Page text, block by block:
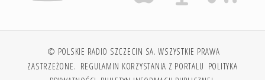
© POLSKIE RADIO SZCZECIN SA. WSZYSTKIE PRAWA
ZASTRZEŻONE. REGULAMIN KORZYSTANIA Z PORTALU POLITYKA